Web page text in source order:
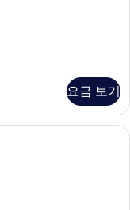
요금 보기
| 고급 침구, 오리/거위